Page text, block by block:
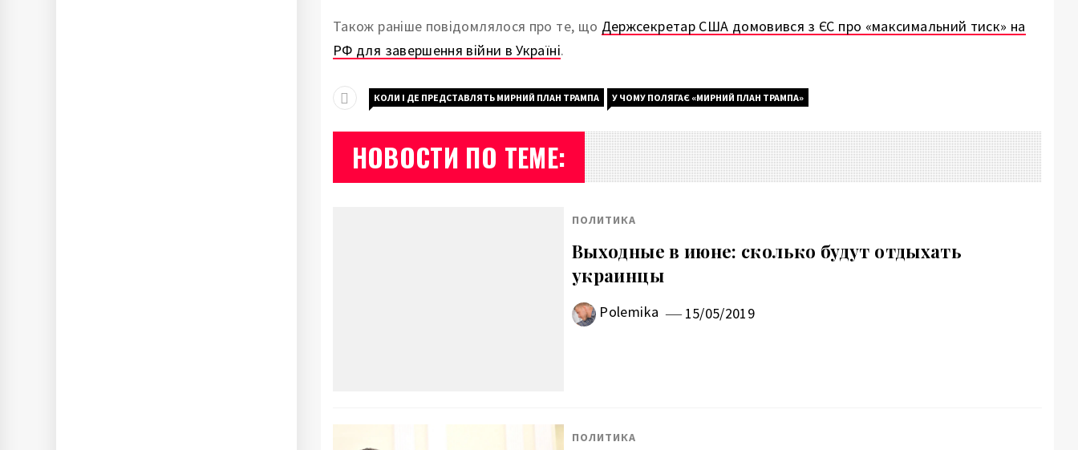
Також раніше повідомлялося про те, що Держсекретар США домовився з ЄС про «максимальний тиск» на
РФ для завершення війни в Україні.
КОЛИ І ДЕ ПРЕДСТАВЛЯТЬ МИРНИЙ ПЛАН ТРАМПА У ЧОМУ ПОЛЯГАЄ «МИРНИЙ ПЛАН ТРАМПА»
НОВОСТИ ПО ТЕМЕ:
ПОЛИТИКА
Выходные в июне: сколько будут отдыхать
украинцы
Polemika 15/05/2019
ПОЛИТИКА